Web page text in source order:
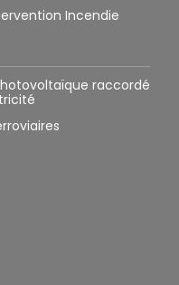
Incendie
raccordé